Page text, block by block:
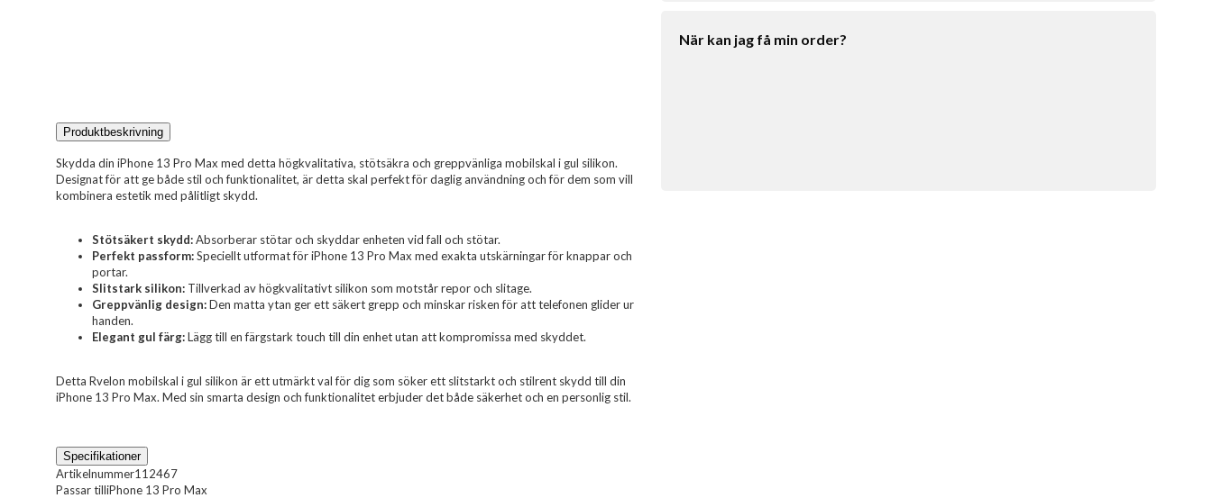
När kan jag få min order?
Produktbeskrivning
Skydda din iPhone 13 Pro Max med detta högkvalitativa, stötsäkra och greppvänliga mobilskal i gul silikon.
Designat för att ge både stil och funktionalitet, är detta skal perfekt för daglig användning och för dem som vill
kombinera estetik med pålitligt skydd.
Stötsäkert skydd:Absorberar stötar och skyddar enheten vid fall och stötar.
Perfekt passform:Speciellt utformat för iPhone 13 Pro Max med exakta utskärningar för knappar och
portar.
Slitstark silikon: Tillverkad av högkvalitativt silikon som motstår repor och slitage.
Greppvänlig design:Den matta ytan ger ett säkert grepp och minskar risken för att telefonen glider ur
handen.
Elegant gul färg:Lägg till en färgstark touch till din enhet utan att kompromissa med skyddet.
Detta Rvelon mobilskal i gul silikon är ett utmärkt val för dig som söker ett slitstarkt och stilrent skydd till din
iPhone 13 Pro Max. Med sin smarta design och funktionalitet erbjuder det både säkerhet och en personlig stil.
Specifikationer
Artikelnummer112467
Passar tilliPhone 13 Pro Max